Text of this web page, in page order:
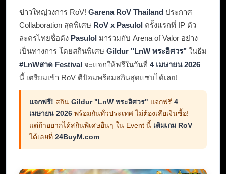
ข่าวใหญ่วงการ RoV! Garena RoV Thailand ประกาศ
Collaboration สุดพิเศษ RoV x Pasulol ครั้งแรกที่ IP ตัว
ละครไทยชื่อดัง Pasulol มาร่วมกับ Arena of Valor อย่าง
เป็นทางการ โดยสกินพิเศษ Gildur "LnW พระอิศวร" ในธีม
#LnWสาด Festival จะแจกให้ฟรีในวันที่ 4 เมษายน 2026
นี้ เตรียมเข้า RoV ตีป้อมพร้อมสกินสุดแซบได้เลย!
แจกฟรี! สกิน Gildur "LnW พระอิศวร" แจกฟรี 4
เมษายน 2026 พร้อมกันทั่วประเทศ ไม่ต้องเสียเงินซื้อ!
แต่ถ้าอยากได้สกินพิเศษอื่นๆ ใน Event นี้ เติมเกม RoV
ได้เลยที่ 24BuyM.com